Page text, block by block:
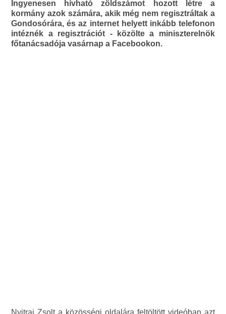
Ingyenesen hívható zöldszámot hozott létre a
kormány azok számára, akik még nem regisztráltak a
Gondosórára, és az internet helyett inkább telefonon
intéznék a regisztrációt - közölte a miniszterelnök
főtanácsadója vasárnap a Facebookon.